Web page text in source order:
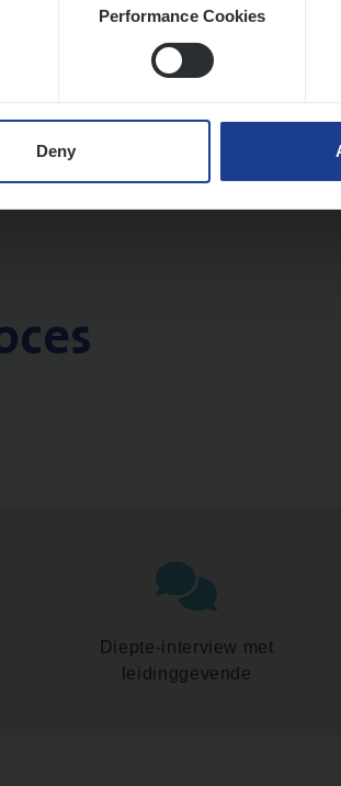
Performance Cookies
Deny
Diepte-interview met
leidinggevende